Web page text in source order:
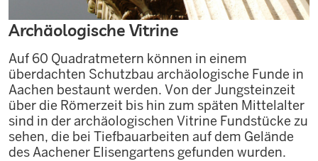
Archäologische Vitrine
Auf 60 Quadratmetern können in einem
überdachten Schutzbau archäologische Funde in
Aachen bestaunt werden. Von der Jungsteinzeit
über die Römerzeit bis hin zum späten Mittelalter
sind in der archäologischen Vitrine Fundstücke zu
sehen, die bei Tiefbauarbeiten auf dem Gelände
des Aachener Elisengartens gefunden wurden.